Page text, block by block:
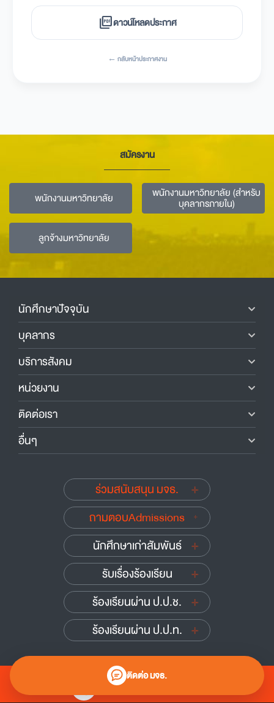
picture_as_pdfดาวน์โหลดประกาศ
← กลับหน้าประกาศงาน
สมัครงาน
พนักงานมหาวิทยาลัย พนักงานมหาวิทยาลัย (สำหรับ
บุคลากรภายใน)
ลูกจ้างมหาวิทยาลัย
ติดต่อ มจธ.
นักศึกษาปัจจุบัน
บุคลากร
บริการสังคม
หน่วยงาน
ติดต่อเรา
อื่นๆ
ร่วมสนับสนุน มจธ.
ถามตอบAdmissions
นักศึกษาเก่าสัมพันธ์
รับเรื่องร้องเรียน
ร้องเรียนผ่าน ป.ป.ช.
ร้องเรียนผ่าน ป.ป.ท.
0 2470 8000